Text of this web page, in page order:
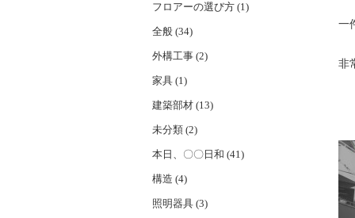
一
非
フロアーの選び方 (1)
全般 (34)
外構工事 (2)
家具 (1)
建築部材 (13)
未分類 (2)
本日、〇〇日和 (41)
構造 (4)
照明器具 (3)